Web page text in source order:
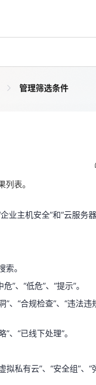
翼云大模型专项
云多态”,国产化软件全面适
硬件芯片支持丰富
验官 NEW
管理筛选条件
业主机安全”和“云服务
索。
”、“已线下处理”。
私有云”、“安全组”、“
。
表。
业主机安全”和“云服务
。
”、“低危”、“提示”。
“合规检查”、“违法违
、“已线下处理”。
私有云”、“安全组”、“